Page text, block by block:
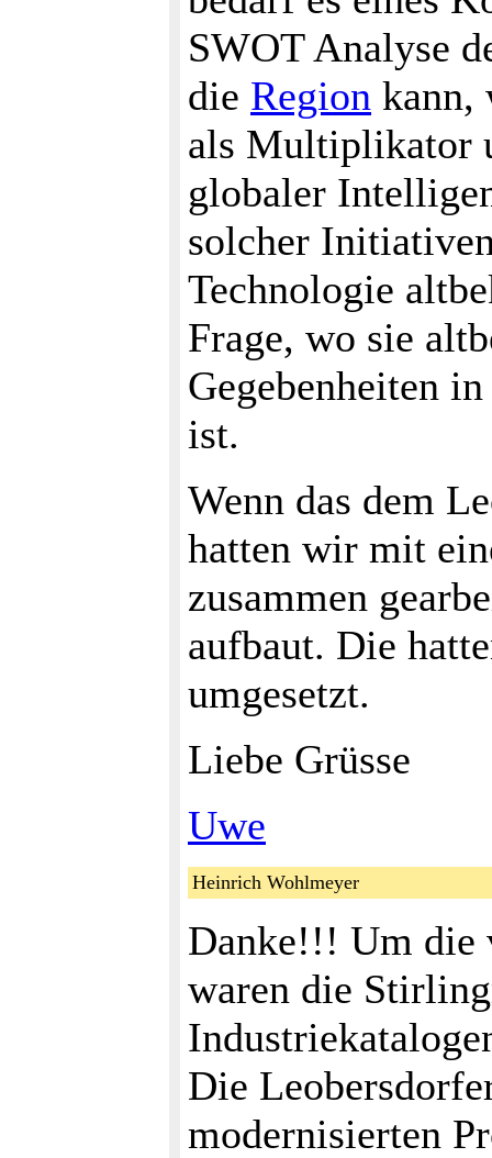
SWOT Analyse
die Region kann,
als Multiplikator
globaler
solcher
Technologie
Frage, wo sie
Gegebenheiten
ist.
Wenn das dem
hatten wir mit
zusammen
aufbaut. Die
umgesetzt.
Liebe Grüsse
Uwe
Heinrich Wohlmeyer
Danke!!! Um die
waren die
Die
modernisierten